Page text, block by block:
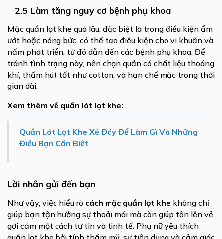
2.5 Làm tăng nguy cơ bệnh phụ khoa
Mặc quần lọt khe quá lâu, đặc biệt là trong điều kiện ẩm
ướt hoặc nóng bức, có thể tạo điều kiện cho vi khuẩn và
nấm phát triển, từ đó dẫn đến các bệnh phụ khoa. Để
tránh tình trạng này, nên chọn quần có chất liệu thoáng
khí, thấm hút tốt như cotton, và hạn chế mặc trong thời
gian dài.
Xem thêm về quần lót lọt khe:
Quần Lót Lọt Khe Xẻ Đáy Để Làm Gì Và Những
Điều Bạn Cần Biết
Lời nhắn gửi đến bạn
Như vậy, việc hiểu rõ cách mặc quần lọt khe không chỉ
giúp bạn tận hưởng sự thoải mái mà còn giúp tôn lên vẻ
gợi cảm một cách tự tin và tinh tế. Phụ nữ yêu thích
quần lọt khe bởi tính thẩm mỹ, sự tiện dụng và cảm giác